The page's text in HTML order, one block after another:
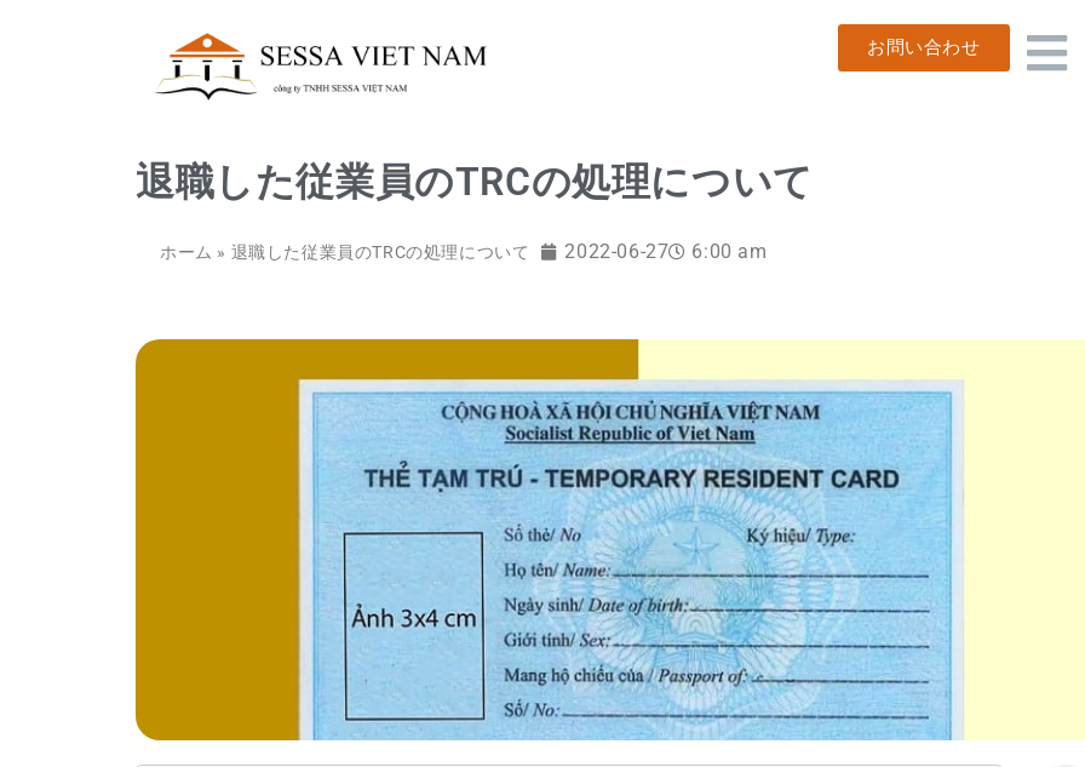
お問い合わせ
退職した従業員のTRCの処理について
ホーム » 退職した従業員のTRCの処理について 2022-06-27 6:00 am